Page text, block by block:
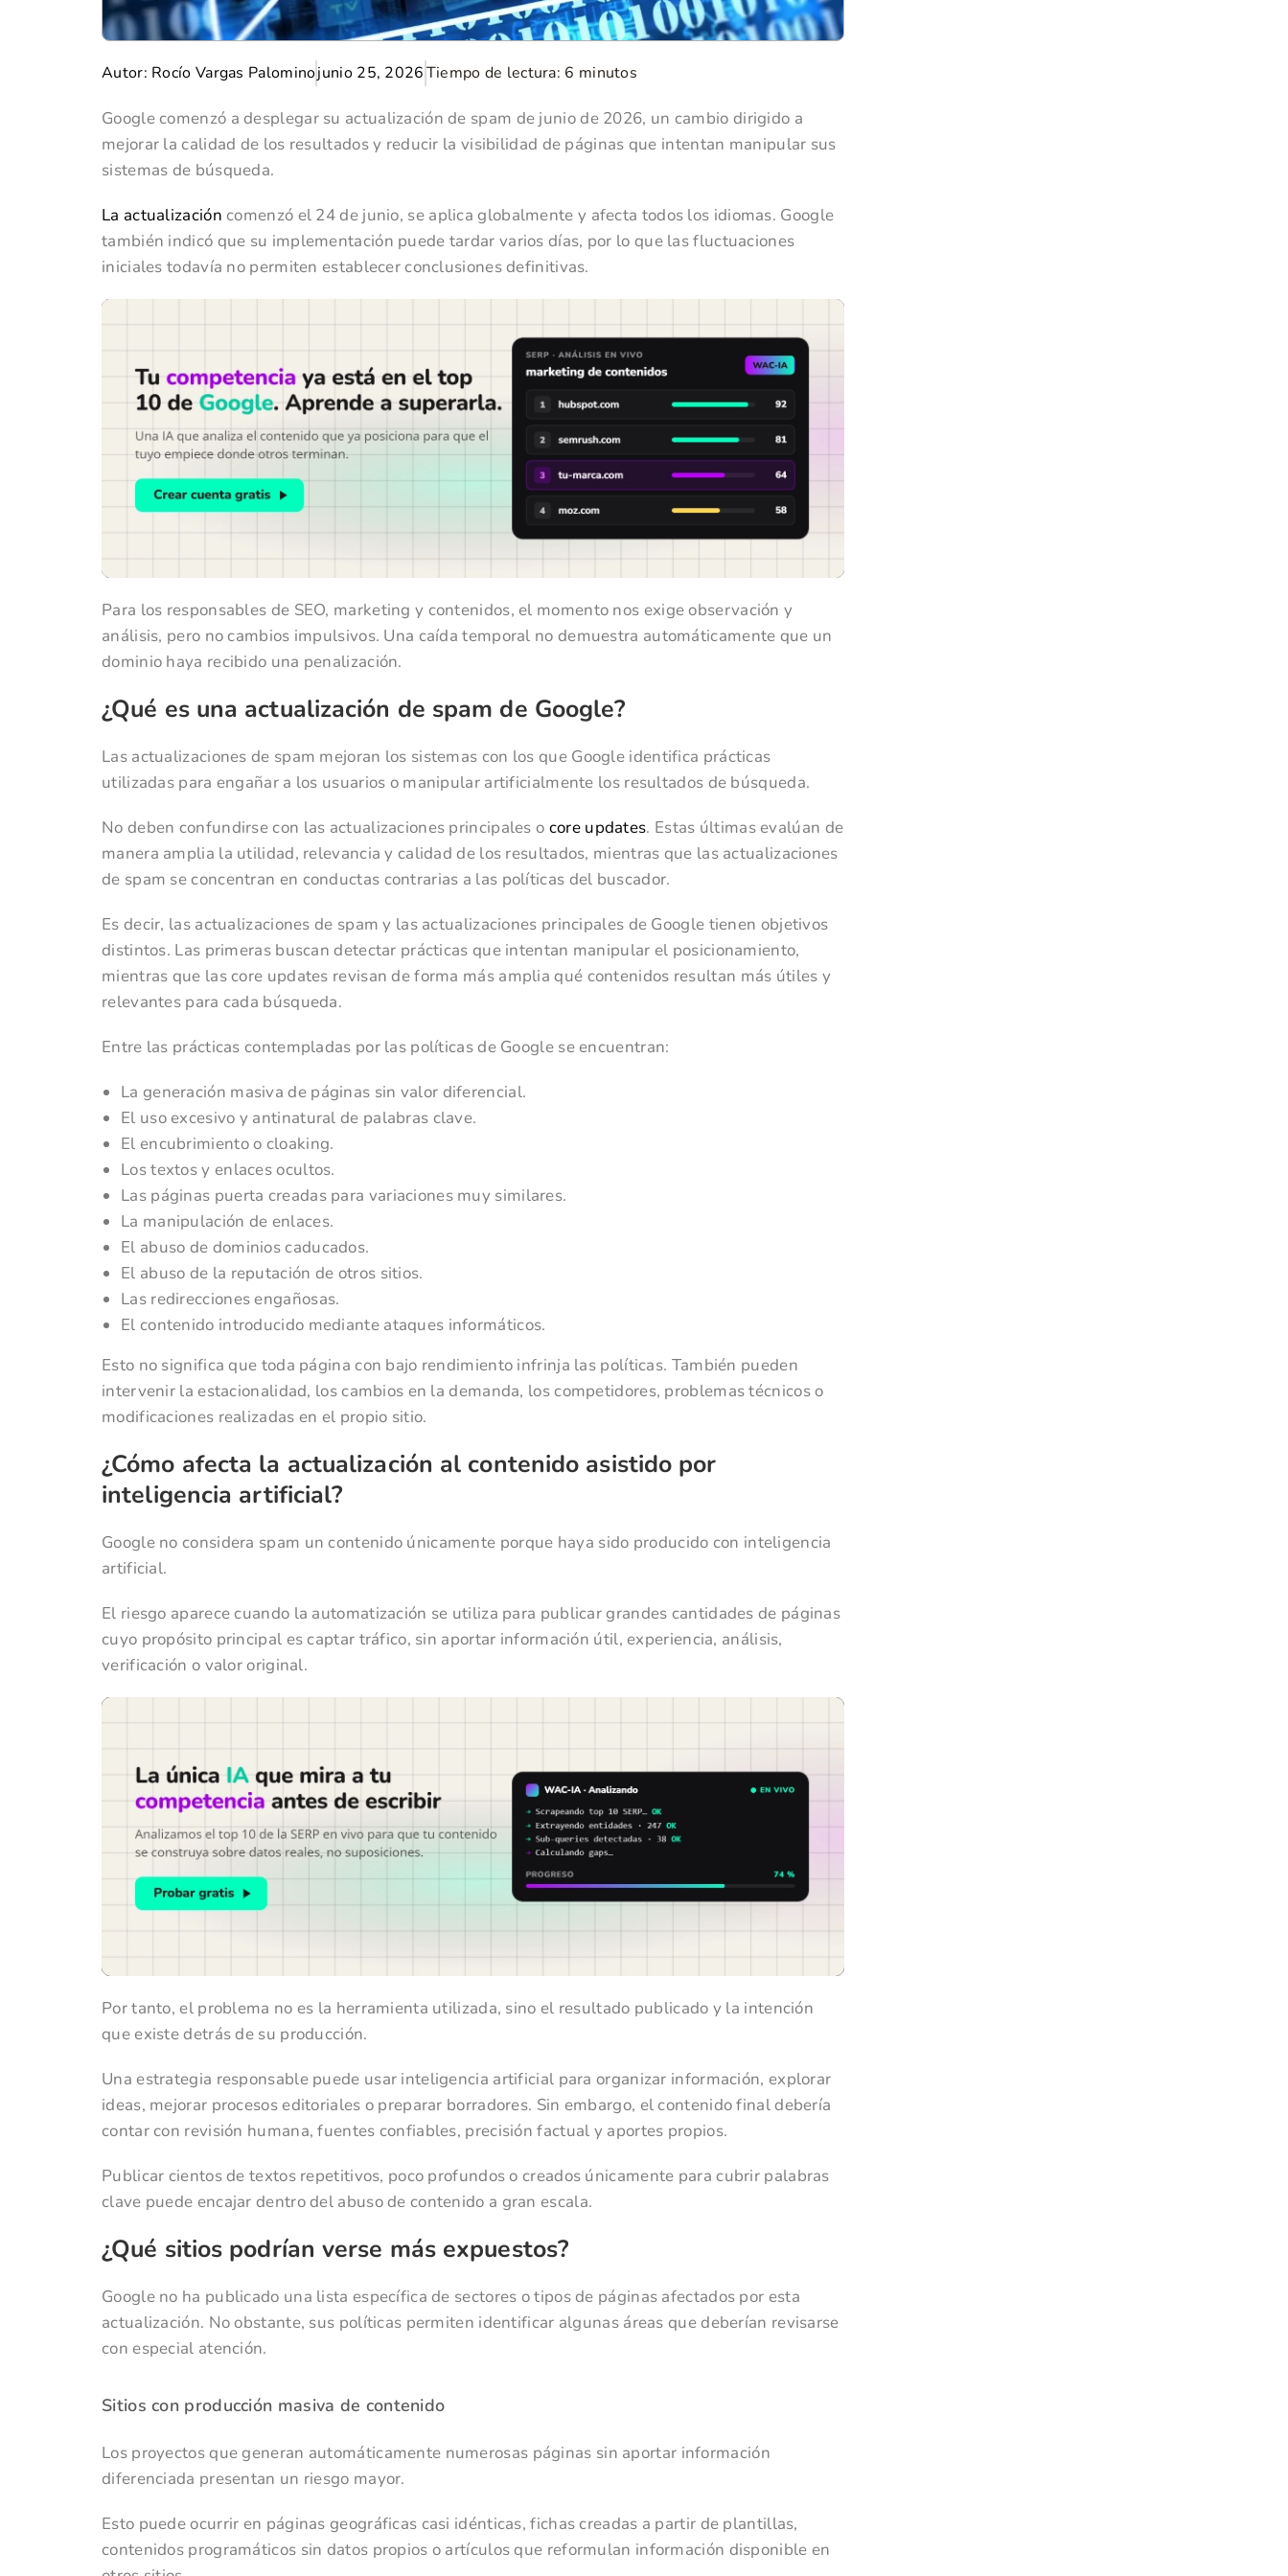
Autor: Rocío Vargas Palominojunio 25, 2026Tiempo de lectura: 6 minutos
Google comenzó a desplegar su actualización de spam de junio de 2026, un cambio dirigido a
mejorar la calidad de los resultados y reducir la visibilidad de páginas que intentan manipular sus
sistemas de búsqueda.
La actualización comenzó el 24 de junio, se aplica globalmente y afecta todos los idiomas. Google
también indicó que su implementación puede tardar varios días, por lo que las fluctuaciones
iniciales todavía no permiten establecer conclusiones definitivas.
Para los responsables de SEO, marketing y contenidos, el momento nos exige observación y
análisis, pero no cambios impulsivos. Una caída temporal no demuestra automáticamente que un
dominio haya recibido una penalización.
¿Qué es una actualización de spam de Google?
Las actualizaciones de spam mejoran los sistemas con los que Google identifica prácticas
utilizadas para engañar a los usuarios o manipular artificialmente los resultados de búsqueda.
No deben confundirse con las actualizaciones principales o core updates. Estas últimas evalúan de
manera amplia la utilidad, relevancia y calidad de los resultados, mientras que las actualizaciones
de spam se concentran en conductas contrarias a las políticas del buscador.
Es decir, las actualizaciones de spam y las actualizaciones principales de Google tienen objetivos
distintos. Las primeras buscan detectar prácticas que intentan manipular el posicionamiento,
mientras que las core updates revisan de forma más amplia qué contenidos resultan más útiles y
relevantes para cada búsqueda.
Entre las prácticas contempladas por las políticas de Google se encuentran:
La generación masiva de páginas sin valor diferencial.
El uso excesivo y antinatural de palabras clave.
El encubrimiento o cloaking.
Los textos y enlaces ocultos.
Las páginas puerta creadas para variaciones muy similares.
La manipulación de enlaces.
El abuso de dominios caducados.
El abuso de la reputación de otros sitios.
Las redirecciones engañosas.
El contenido introducido mediante ataques informáticos.
Esto no significa que toda página con bajo rendimiento infrinja las políticas. También pueden
intervenir la estacionalidad, los cambios en la demanda, los competidores, problemas técnicos o
modificaciones realizadas en el propio sitio.
¿Cómo afecta la actualización al contenido asistido por
inteligencia artificial?
Google no considera spam un contenido únicamente porque haya sido producido con inteligencia
artificial.
El riesgo aparece cuando la automatización se utiliza para publicar grandes cantidades de páginas
cuyo propósito principal es captar tráfico, sin aportar información útil, experiencia, análisis,
verificación o valor original.
Por tanto, el problema no es la herramienta utilizada, sino el resultado publicado y la intención
que existe detrás de su producción.
Una estrategia responsable puede usar inteligencia artificial para organizar información, explorar
ideas, mejorar procesos editoriales o preparar borradores. Sin embargo, el contenido final debería
contar con revisión humana, fuentes confiables, precisión factual y aportes propios.
Publicar cientos de textos repetitivos, poco profundos o creados únicamente para cubrir palabras
clave puede encajar dentro del abuso de contenido a gran escala.
¿Qué sitios podrían verse más expuestos?
Google no ha publicado una lista específica de sectores o tipos de páginas afectados por esta
actualización. No obstante, sus políticas permiten identificar algunas áreas que deberían revisarse
con especial atención.
Sitios con producción masiva de contenido
Los proyectos que generan automáticamente numerosas páginas sin aportar información
diferenciada presentan un riesgo mayor.
Esto puede ocurrir en páginas geográficas casi idénticas, fichas creadas a partir de plantillas,
contenidos programáticos sin datos propios o artículos que reformulan información disponible en